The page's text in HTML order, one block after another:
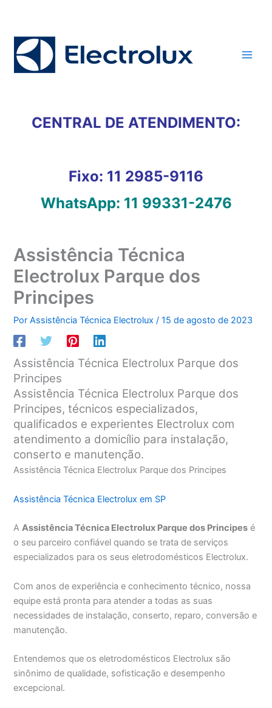
conteúdo
CENTRAL DE ATENDIMENTO:
Fixo: 11 2985-9116
WhatsApp: 11 99331-2476
Assistência Técnica
Electrolux Parque dos
Principes
PorAssistência Técnica Electrolux/15 de agosto de 2023
Assistência Técnica Electrolux Parque dos
Principes
Assistência Técnica Electrolux Parque dos
Principes, técnicos especializados,
qualificados e experientes Electrolux com
atendimento a domicílio para instalação,
conserto e manutenção.
Assistência Técnica Electrolux Parque dos Principes
Assistência Técnica Electrolux em SP
AAssistência Técnica Electrolux Parque dos Principes é
o seu parceiro confiável quando se trata de serviços
especializados para os seus eletrodomésticos Electrolux.
Com anos de experiência e conhecimento técnico, nossa
equipe está pronta para atender a todas as suas
necessidades de instalação, conserto, reparo, conversão e
manutenção.
Entendemos que os eletrodomésticos Electrolux são
sinônimo de qualidade, sofisticação e desempenho
excepcional.